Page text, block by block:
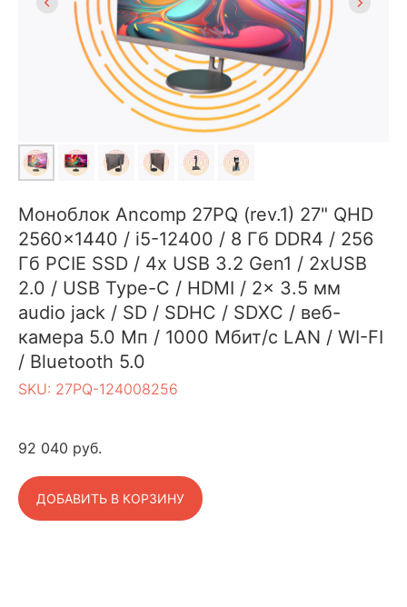
Моноблок Ancomp 27PQ (rev.1) 27" QHD
2560x1440 / i5-12400 / 8 Гб DDR4 / 256
Гб PCIE SSD / 4x USB 3.2 Gen1 / 2xUSB
2.0 / USB Type-C / HDMI / 2x 3.5 мм
audio jack / SD / SDHC / SDXC / веб-
камера 5.0 Мп / 1000 Мбит/с LAN / WI-FI
/ Bluetooth 5.0
SKU: 27PQ-124008256
92 040 руб.
ДОБАВИТЬ В КОРЗИНУ